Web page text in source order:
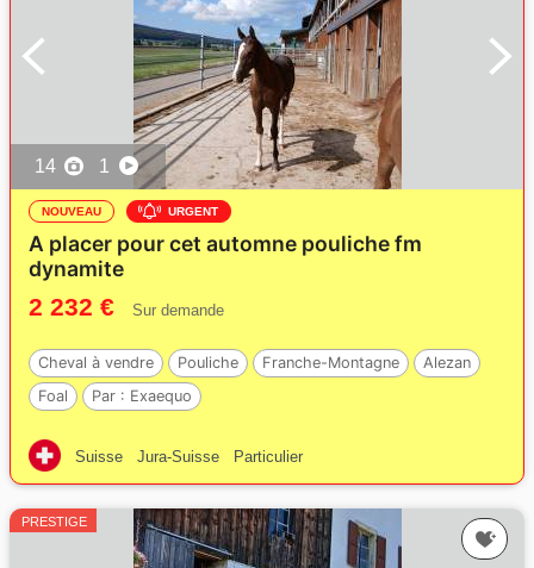
14 1
NOUVEAU URGENT
A placer pour cet automne pouliche fm
dynamite
2 232 € Sur demande
Cheval à vendre Pouliche Franche-Montagne
Alezan
Foal
Par : Exaequo
Suisse Jura-Suisse Particulier
PRESTIGE